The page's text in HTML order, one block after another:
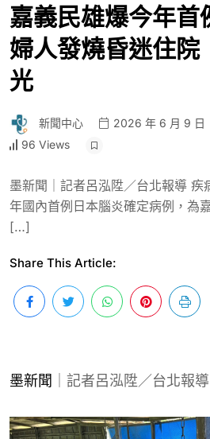
嘉義民雄爆今年
婦人發燒昏迷住
光
新聞中心 2026 年 6 月 9 日
96 Views
墨新聞｜記者呂泓陞／台北報導
年國內首例日本腦炎確定病例，為
[…]
Share This Article:
墨新聞 ｜記者呂泓陞／台北報導